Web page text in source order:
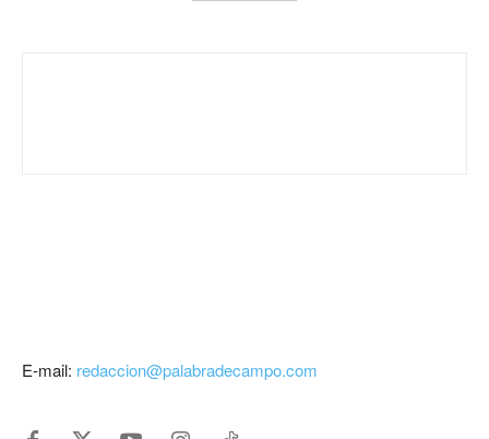
E-mail: redaccion@palabradecampo.com